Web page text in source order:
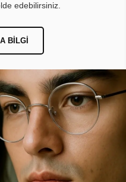
edebilirsiniz.
BILGI